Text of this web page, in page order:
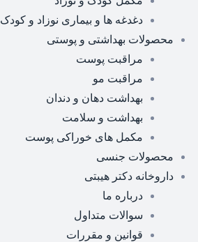
دغدغه ها و بیماری نوزاد و کودک
محصولات بهداشتی و پوستی
مراقبت پوست
مراقبت مو
بهداشت دهان و دندان
بهداشت و سلامت
مکمل های خوراکی پوست
محصولات جنسی
داروخانه دکتر هیبتی
درباره ما
سوالات متداول
قوانین و مقررات